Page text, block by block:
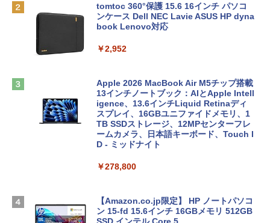
tomtoc 360°保護 15.6 16インチ パソコ
ンケース Dell NEC Lavie ASUS HP dyna
book Lenovo対応
￥2,952
Apple 2026 MacBook Air M5チップ搭載
13インチノートブック：AIとApple Intell
igence、13.6インチLiquid Retinaディ
スプレイ、16GBユニファイドメモリ、1
TB SSDストレージ、12MPセンターフレ
ームカメラ、日本語キーボード、Touch I
D - ミッドナイト
￥278,800
【Amazon.co.jp限定】 HP ノートパソコ
ン 15-fd 15.6インチ 16GBメモリ 512GB